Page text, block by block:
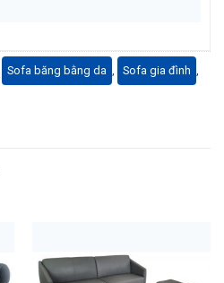
Sofa băng bằng da Sofa gia đình